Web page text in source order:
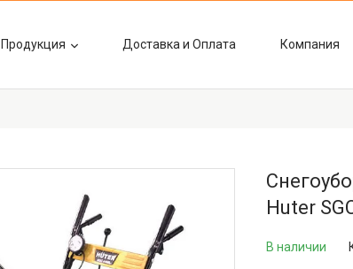
Продукция Доставка и Оплата Компания
Huter
В наличии